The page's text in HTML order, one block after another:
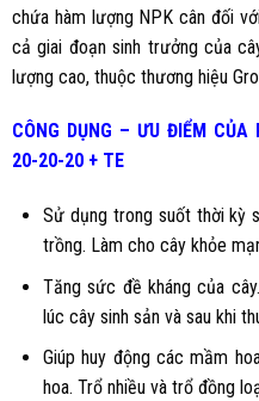
chứa hàm lượng NPK cân đối
cả giai đoạn sinh trưởng của
lượng cao, thuộc thương hiệu
CÔNG DỤNG – ƯU ĐIỂM
20-20-20 + TE
Sử dụng trong suốt thời kỳ
trồng. Làm cho cây khỏe
Tăng sức đề kháng của
lúc cây sinh sản và sau khi
Giúp huy động các mầm
hoa. Trổ nhiều và trổ đồng